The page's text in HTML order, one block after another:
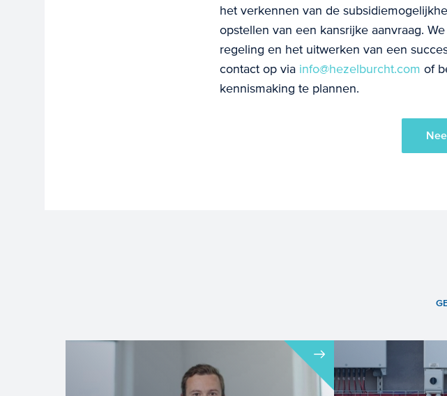
het verkennen van de
opstellen van een kansrijke aanvraag.
regeling en het uitwerken van een
contact op via info@hezelburcht.com of
kennismaking te plannen.